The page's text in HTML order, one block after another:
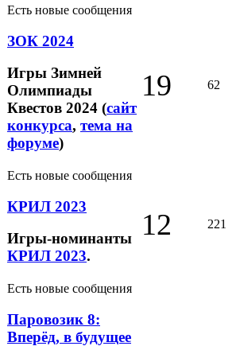
Есть новые сообщения
ЗОК 2024
Игры Зимней
Олимпиады
Квестов 2024 (сайт
конкурса, тема на
форуме)
19 62
Есть новые сообщения
КРИЛ 2023
Игры-номинанты
КРИЛ 2023.
12 221
Есть новые сообщения
Паровозик 8:
Вперёд, в будущее